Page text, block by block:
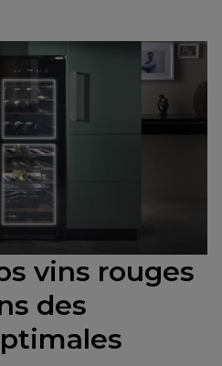
vins rouges
des